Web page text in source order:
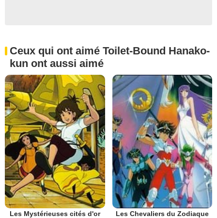
Ceux qui ont aimé Toilet-Bound Hanako-
kun ont aussi aimé
Les Mystérieuses cités d'or Les Chevaliers du Zodiaque